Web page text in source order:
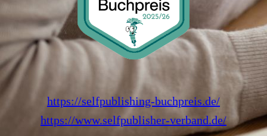
https://selfpublishing-buchpreis.de/
https://www.selfpublisher-verband.de/